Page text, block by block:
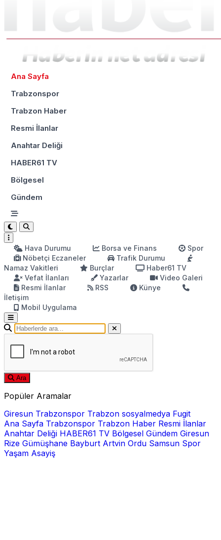
Ana Sayfa
Trabzonspor
Trabzon Haber
Resmi İlanlar
Anahtar Deliği
HABER61 TV
Bölgesel
Gündem
Hava Durumu Borsa ve Finans
Spor
Nöbetçi Eczaneler
Trafik Durumu
Namaz Vakitleri
Burçlar
Haber61 TV
Vefat İlanları
Yazarlar
Video Galeri
Resmi İlanlar
RSS
Künye
İletişim
Mobil Uygulama
Ara
Popüler Aramalar
Giresun Trabzonspor Trabzon sosyalmedya Fugit
Ana Sayfa Trabzonspor Trabzon Haber Resmi İlanlar
Anahtar Deliği HABER61 TV Bölgesel Gündem Giresun
Rize Gümüşhane Bayburt Artvin Ordu Samsun Spor
Yaşam Asayiş